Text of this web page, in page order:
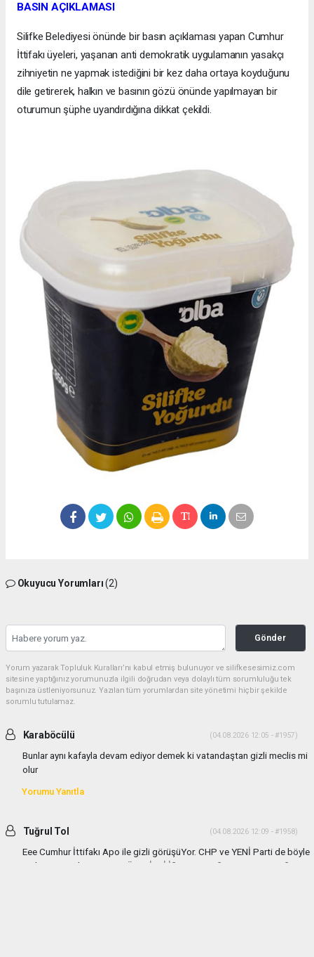
BASIN AÇIKLAMASI
Silifke Belediyesi önünde bir basın açıklaması yapan Cumhur
İttifakı üyeleri, yaşanan anti demokratik uygulamanın yasakçı
zihniyetin ne yapmak istediğini bir kez daha ortaya koyduğunu
dile getirerek, halkın ve basının gözü önünde yapılmayan bir
oturumun şüphe uyandırdığına dikkat çekildi.
Okuyucu Yorumları(2)
Gönder
Yorum yazarak Topluluk Kuralları’nı kabul etmiş bulunuyor ve silifkesesimiz.com
sitesine yaptığınız yorumunuzla ilgili doğrudan veya dolaylı tüm sorumluluğu tek
başınıza üstleniyorsunuz. Yazılan tüm yorumlardan site yönetimi hiçbir şekilde
sorumlu tutulamaz.
Karaböcülü (04.08.2026 12:05 - #1957)
Bunlar aynı kafayla devam ediyor demek ki vatandaştan gizli meclis mi
olur
Yorumu Yanıtla
Tuğrul Tol (04.08.2026 12:09 - #1958)
Eee Cumhur İttifakı Apo ile gizli görüşüYor. CHP ve YENİ Parti de böyle
gizli görüşmeler yapıyor TÜM GİZLİ İŞLERE KARŞIYIM VATANDAŞIN